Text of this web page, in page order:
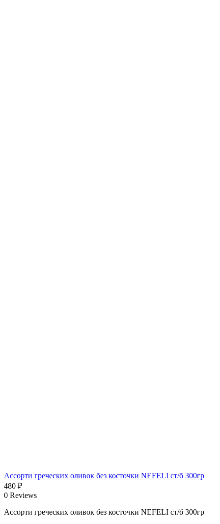
Ассорти греческих оливок без косточки NEFELI ст/б 300гр
480 ₽
0 Reviews
Ассорти греческих оливок без косточки NEFELI ст/б 300гр